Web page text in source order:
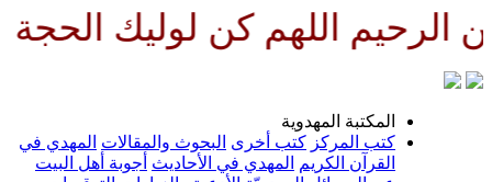
كن لوليك الحجة بن الحسن
المهدوية
كتب أخرى البحوث والمقالات المهدي في
المهدي في الأحاديث أجوبة أهل البيت